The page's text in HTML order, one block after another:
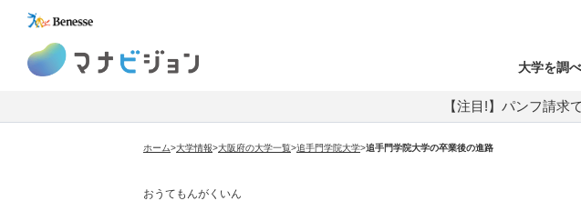
大学を調
【注目!】パンフ請求
ホーム>大学情報>大阪府の大学一覧>追手門学院大学>追手門学院大学の卒業後の進路
おうてもんがくいん